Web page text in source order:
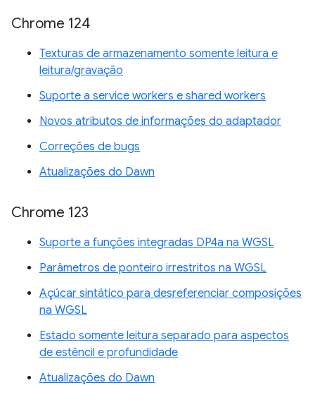
Chrome 124
Texturas de armazenamento somente leitura e
leitura/gravação
Suporte a service workers e shared workers
Novos atributos de informações do adaptador
Correções de bugs
Atualizações do Dawn
Chrome 123
Suporte a funções integradas DP4a na WGSL
Parâmetros de ponteiro irrestritos na WGSL
Açúcar sintático para desreferenciar composições
na WGSL
Estado somente leitura separado para aspectos
de estêncil e profundidade
Atualizações do Dawn